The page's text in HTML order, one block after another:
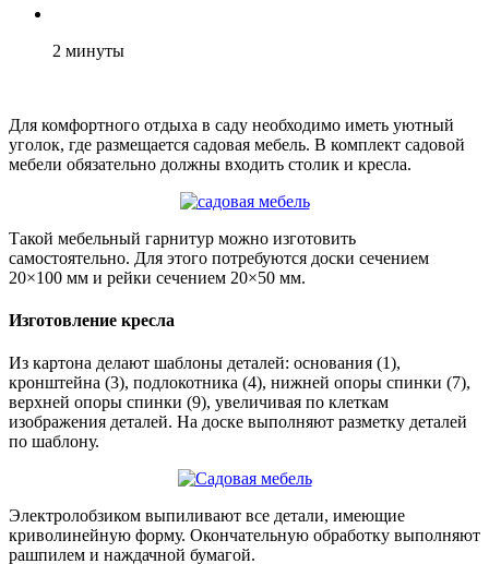
2 минуты
Для комфортного отдыха в саду необходимо иметь уютный
уголок, где размещается садовая мебель. В комплект садовой
мебели обязательно должны входить столик и кресла.
Такой мебельный гарнитур можно изготовить
самостоятельно. Для этого потребуются доски сечением
20×100 мм и рейки сечением 20×50 мм.
Изготовление кресла
Из картона делают шаблоны деталей: основания (1),
кронштейна (3), подлокотника (4), нижней опоры спинки (7),
верхней опоры спинки (9), увеличивая по клеткам
изображения деталей. На доске выполняют разметку деталей
по шаблону.
Электролобзиком выпиливают все детали, имеющие
криволинейную форму. Окончательную обработку выполняют
рашпилем и наждачной бумагой.